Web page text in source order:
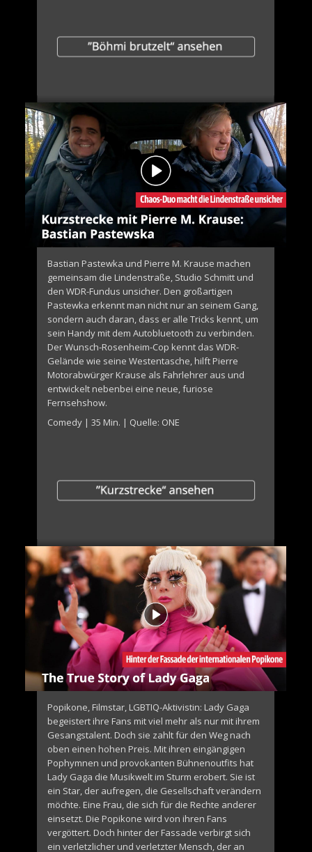
Bastian Pastewka und Pierre M. Krause machen
gemeinsam die Lindenstraße, Studio Schmitt und
den WDR-Fundus unsicher. Den großartigen
Pastewka erkennt man nicht nur an seinem Gang,
sondern auch daran, dass er alle Tricks kennt, um
sein Handy mit dem Autobluetooth zu verbinden.
Der Wunsch-Rosenheim-Cop kennt das WDR-
Gelände wie seine Westentasche, hilft Pierre
Motorabwürger Krause als Fahrlehrer aus und
entwickelt nebenbei eine neue, furiose
Fernsehshow.
Comedy | 35 Min. | Quelle: ONE
Popikone, Filmstar, LGBTIQ-Aktivistin: Lady Gaga
begeistert ihre Fans mit viel mehr als nur mit ihrem
Gesangstalent. Doch sie zahlt für den Weg nach
oben einen hohen Preis. Mit ihren eingängigen
Pophymnen und provokanten Bühnenoutfits hat
Lady Gaga die Musikwelt im Sturm erobert. Sie ist
ein Star, der aufregen, die Gesellschaft verändern
möchte. Eine Frau, die sich für die Rechte anderer
einsetzt. Die Popikone wird von ihren Fans
vergöttert. Doch hinter der Fassade verbirgt sich
ein verletzlicher und verletzter Mensch, der an